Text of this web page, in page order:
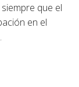
que el
en el